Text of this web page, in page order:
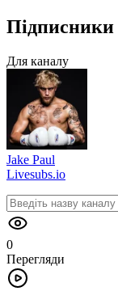
Підписники
Для каналу
Jake Paul
Livesubs.io
0
Перегляди